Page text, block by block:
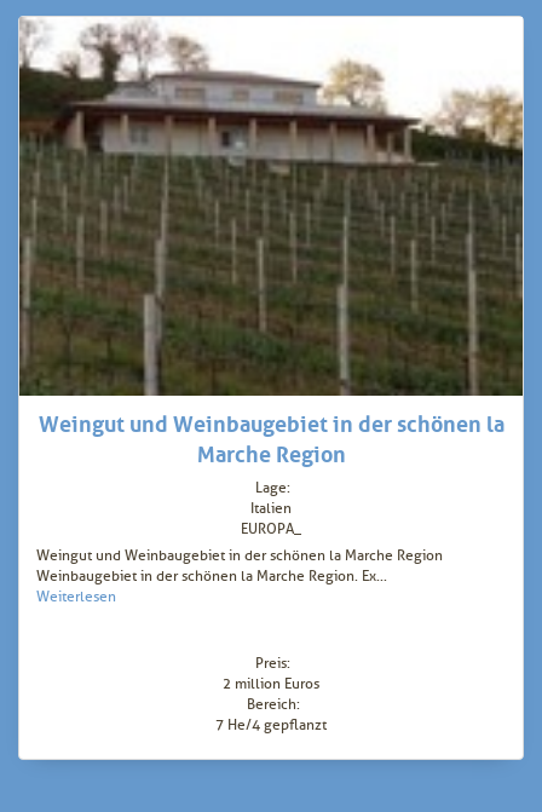
Weingut und Weinbaugebiet in der schönen la
Marche Region
Lage:
Italien
EUROPA_
Weingut und Weinbaugebiet in der schönen la Marche Region
Weinbaugebiet in der schönen la Marche Region. Ex...
Weiterlesen
Preis:
2 million Euros
Bereich:
7 He/4 gepflanzt